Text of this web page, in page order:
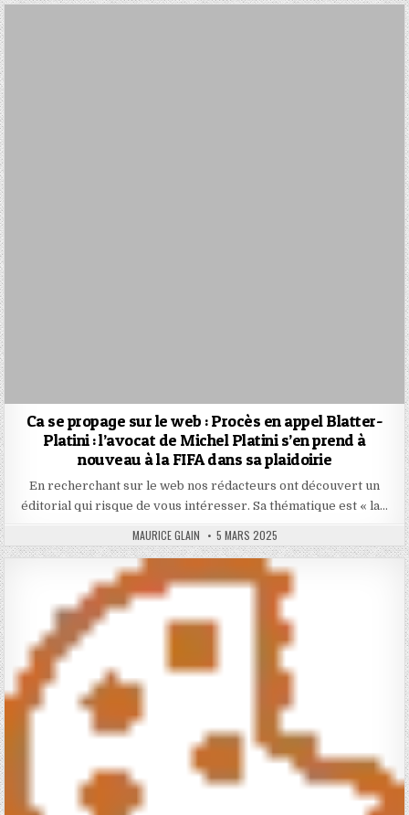
Ca se propage sur le web : Procès en appel Blatter-
Platini : l’avocat de Michel Platini s’en prend à
nouveau à la FIFA dans sa plaidoirie
En recherchant sur le web nos rédacteurs ont découvert un
éditorial qui risque de vous intéresser. Sa thématique est « la…
AUTHOR:
MAURICE GLAIN PUBLISHED
DATE:
5 MARS 2025